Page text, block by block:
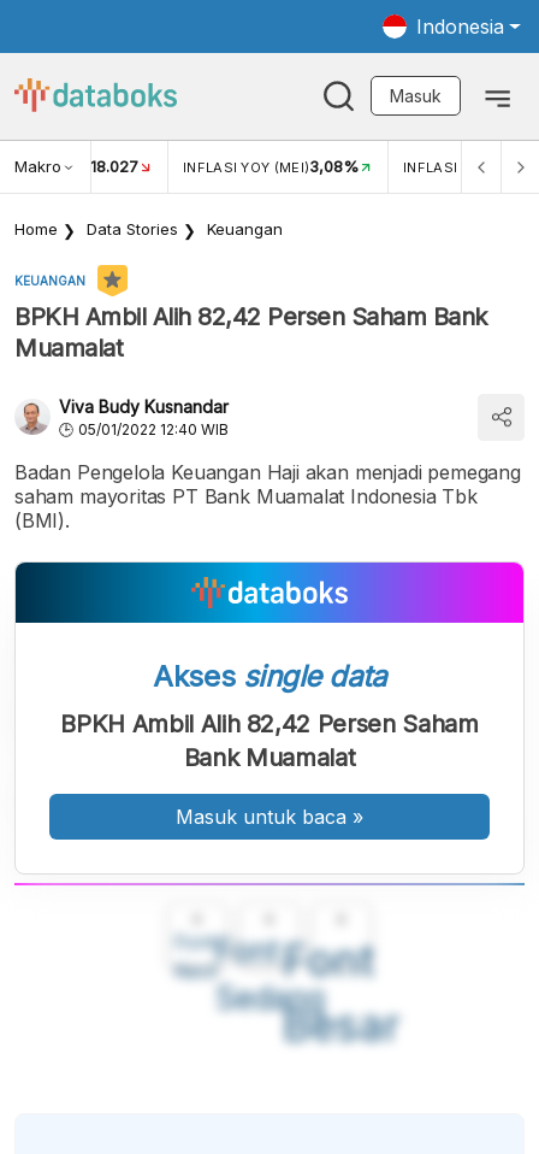
Indonesia
Masuk
Makro
USD/IDR 18.027 INFLASI YOY (MEI)3,08% INFLASI MOM (MEI)
Home Data Stories Keuangan
KEUANGAN
BPKH Ambil Alih 82,42 Persen Saham Bank
Muamalat
Viva Budy Kusnandar
05/01/2022 12:40 WIB
Badan Pengelola Keuangan Haji akan menjadi pemegang
saham mayoritas PT Bank Muamalat Indonesia Tbk
(BMI).
Font
Kecil
Font
Sedang
Font
Besar
Akses single data
BPKH Ambil Alih 82,42 Persen Saham
Bank Muamalat
Masuk untuk baca »